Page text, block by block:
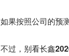
如果按照公司的预
不过，别看长鑫